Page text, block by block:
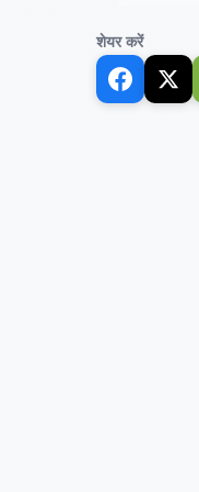
शेयर करें